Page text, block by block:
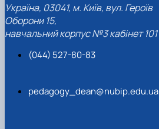
Україна, 03041, м. Київ, вул. Героїв
Оборони 15,
навчальний корпус №3 кабінет 101
(044) 527-80-83
pedagogy_dean@nubip.edu.ua